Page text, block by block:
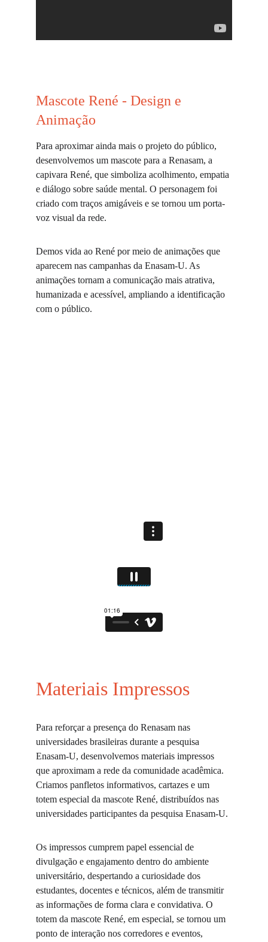
Mascote René - Design e
Animação
Para aproximar ainda mais o projeto do público,
desenvolvemos um mascote para a Renasam, a
capivara René, que simboliza acolhimento, empatia
e diálogo sobre saúde mental. O personagem foi
criado com traços amigáveis e se tornou um porta-
voz visual da rede.
Demos vida ao René por meio de animações que
aparecem nas campanhas da Enasam-U. As
animações tornam a comunicação mais atrativa,
humanizada e acessível, ampliando a identificação
com o público.
Materiais Impressos
Para reforçar a presença do Renasam nas
universidades brasileiras durante a pesquisa
Enasam-U, desenvolvemos materiais impressos
que aproximam a rede da comunidade acadêmica.
Criamos panfletos informativos, cartazes e um
totem especial da mascote René, distribuídos nas
universidades participantes da pesquisa Enasam-U.
Os impressos cumprem papel essencial de
divulgação e engajamento dentro do ambiente
universitário, despertando a curiosidade dos
estudantes, docentes e técnicos, além de transmitir
as informações de forma clara e convidativa. O
totem da mascote René, em especial, se tornou um
ponto de interação nos corredores e eventos,